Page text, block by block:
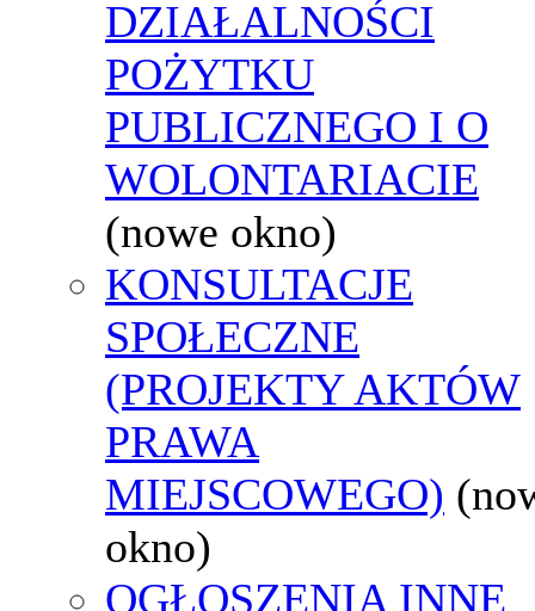
DZIAŁALNOŚCI
POŻYTKU
PUBLICZNEGO I O
WOLONTARIACIE
(nowe okno)
KONSULTACJE
SPOŁECZNE
(PROJEKTY AKTÓW
PRAWA
MIEJSCOWEGO)
okno)
OGŁOSZENIA INNE